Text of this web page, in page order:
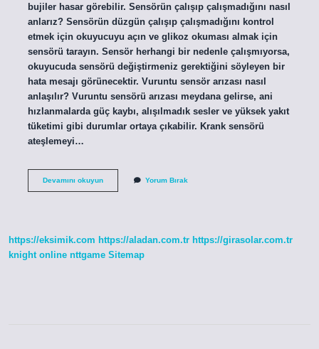
bujiler hasar görebilir. Sensörün çalışıp çalışmadığını nasıl
anlarız? Sensörün düzgün çalışıp çalışmadığını kontrol
etmek için okuyucuyu açın ve glikoz okuması almak için
sensörü tarayın. Sensör herhangi bir nedenle çalışmıyorsa,
okuyucuda sensörü değiştirmeniz gerektiğini söyleyen bir
hata mesajı görünecektir. Vuruntu sensör arızası nasıl
anlaşılır? Vuruntu sensörü arızası meydana gelirse, ani
hızlanmalarda güç kaybı, alışılmadık sesler ve yüksek yakıt
tüketimi gibi durumlar ortaya çıkabilir. Krank sensörü
ateşlemeyi…
Devamını okuyunSensör
Yorum Bırak
https://eksimik.com https://aladan.com.tr https://girasolar.com.tr
knight online nttgame Sitemap